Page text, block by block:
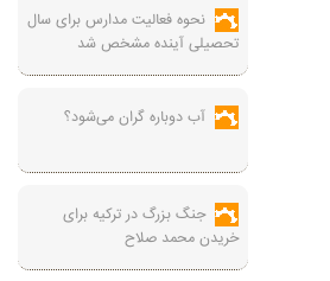
نحوه فعالیت مدارس برای سال
تحصیلی آینده مشخص شد
آب دوباره گران می‌شود؟
جنگ بزرگ در ترکیه برای
خریدن محمد صلاح